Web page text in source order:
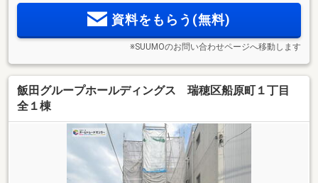
資料をもらう(無料)
※SUUMOのお問い合わせページへ移動します
飯田グループホールディングス 瑞穂区船原町１丁目
全１棟